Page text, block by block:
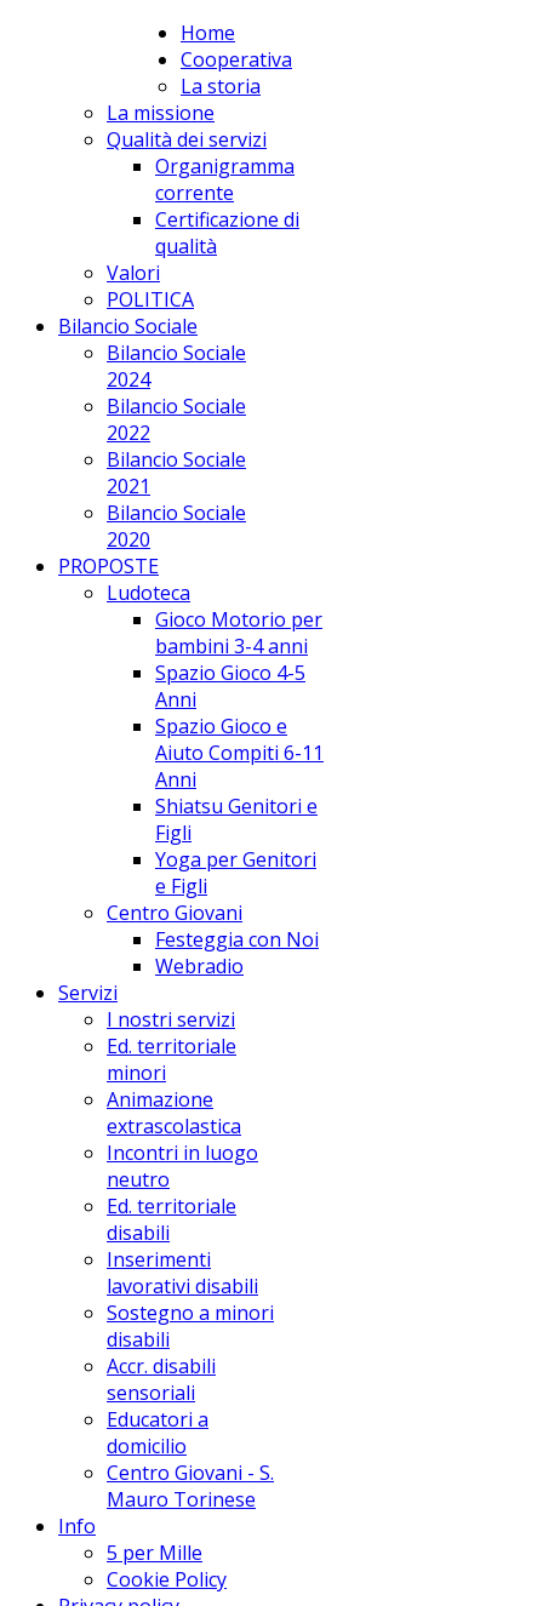
apPUNTO Scs Home
Cooperativa
La storia
La missione
Qualità dei servizi
Organigramma
corrente
Certificazione di
qualità
Valori
POLITICA
Bilancio Sociale
Bilancio Sociale
2024
Bilancio Sociale
2022
Bilancio Sociale
2021
Bilancio Sociale
2020
PROPOSTE
Ludoteca
Gioco Motorio per
bambini 3-4 anni
Spazio Gioco 4-5
Anni
Spazio Gioco e
Aiuto Compiti 6-11
Anni
Shiatsu Genitori e
Figli
Yoga per Genitori
e Figli
Centro Giovani
Festeggia con Noi
Webradio
Servizi
I nostri servizi
Ed. territoriale
minori
Animazione
extrascolastica
Incontri in luogo
neutro
Ed. territoriale
disabili
Inserimenti
lavorativi disabili
Sostegno a minori
disabili
Accr. disabili
sensoriali
Educatori a
domicilio
Centro Giovani - S.
Mauro Torinese
Info
5 per Mille
Cookie Policy